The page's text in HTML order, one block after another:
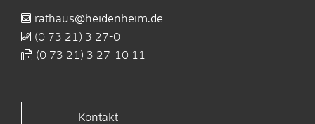
rathaus@heidenheim.de
(0 73 21) 3 27-0
(0 73 21) 3 27-10 11
Kontakt